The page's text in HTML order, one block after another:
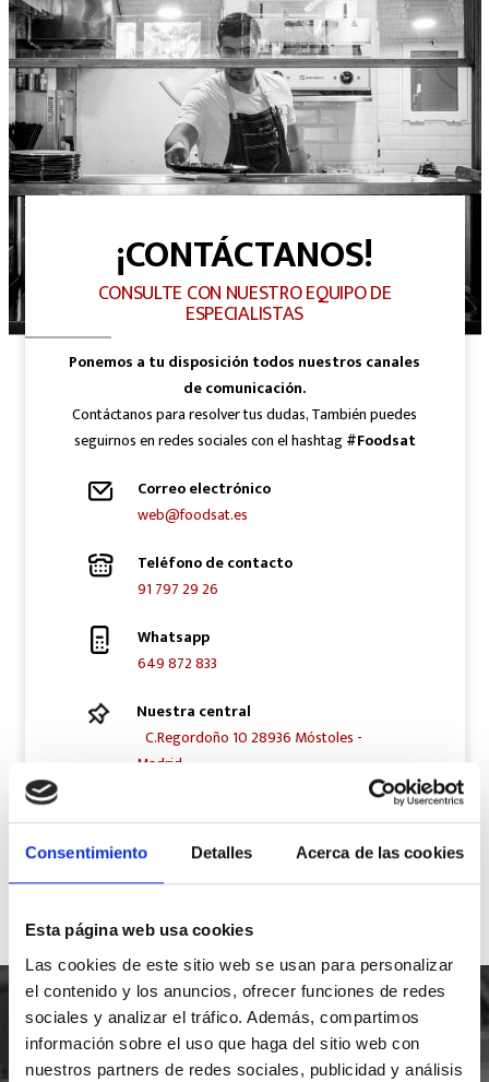
Consentimiento Detalles Acerca de las cookies
Esta página web usa cookies
Las cookies de este sitio web se usan para personalizar
el contenido y los anuncios, ofrecer funciones de redes
sociales y analizar el tráfico. Además, compartimos
información sobre el uso que haga del sitio web con
nuestros partners de redes sociales, publicidad y análisis
¡CONTÁCTANOS!
CONSULTE CON NUESTRO EQUIPO DE
ESPECIALISTAS
Ponemos a tu disposición todos nuestros canales
de comunicación.
Contáctanos para resolver tus dudas, También puedes
seguirnos en redes sociales con el hashtag#Foodsat
Correo electrónico
web@foodsat.es
Teléfono de contacto
91 797 29 26
Whatsapp
649 872 833
Nuestra central
C.Regordoño 10 28936 Móstoles -
Madrid